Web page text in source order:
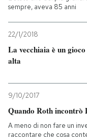
sempre, aveva 85 anni
22/1/2018
La vecchiaia è un
alta
9/10/2017
Quando Roth incontrò
A meno di non fare un
raccontare che cosa